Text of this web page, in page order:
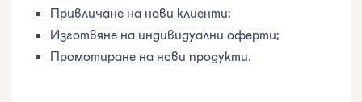
Привличане на нови клиенти;
Изготвяне на индивидуални оферти;
Промотиране на нови продукти.